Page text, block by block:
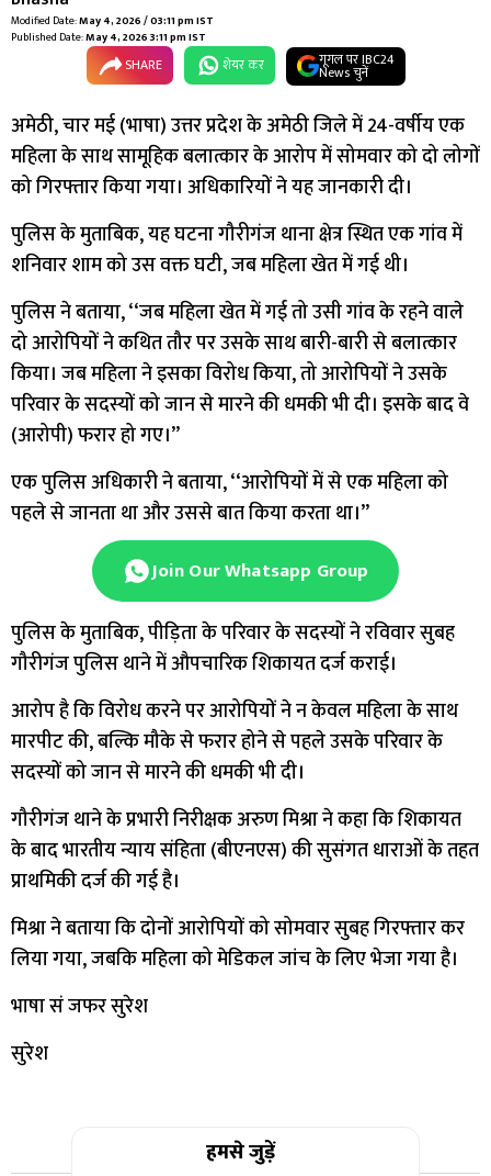
Modified Date:May 4, 2026 / 03:11 pm IST
Published Date:May 4, 2026 3:11 pm IST
SHARE शेयर कर गूगल पर IBC24
News चुनें
अमेठी, चार मई (भाषा) उत्तर प्रदेश के अमेठी जिले में 24-वर्षीय एक
महिला के साथ सामूहिक बलात्कार के आरोप में सोमवार को दो लोगों
को गिरफ्तार किया गया। अधिकारियों ने यह जानकारी दी।
पुलिस के मुताबिक, यह घटना गौरीगंज थाना क्षेत्र स्थित एक गांव में
शनिवार शाम को उस वक्त घटी, जब महिला खेत में गई थी।
पुलिस ने बताया, ‘‘जब महिला खेत में गई तो उसी गांव के रहने वाले
दो आरोपियों ने कथित तौर पर उसके साथ बारी-बारी से बलात्कार
किया। जब महिला ने इसका विरोध किया, तो आरोपियों ने उसके
परिवार के सदस्यों को जान से मारने की धमकी भी दी। इसके बाद वे
(आरोपी) फरार हो गए।’’
एक पुलिस अधिकारी ने बताया, ‘‘आरोपियों में से एक महिला को
पहले से जानता था और उससे बात किया करता था।’’
Join Our Whatsapp Group
पुलिस के मुताबिक, पीड़िता के परिवार के सदस्यों ने रविवार सुबह
गौरीगंज पुलिस थाने में औपचारिक शिकायत दर्ज कराई।
आरोप है कि विरोध करने पर आरोपियों ने न केवल महिला के साथ
मारपीट की, बल्कि मौके से फरार होने से पहले उसके परिवार के
सदस्यों को जान से मारने की धमकी भी दी।
गौरीगंज थाने के प्रभारी निरीक्षक अरुण मिश्रा ने कहा कि शिकायत
के बाद भारतीय न्याय संहिता (बीएनएस) की सुसंगत धाराओं के तहत
प्राथमिकी दर्ज की गई है।
मिश्रा ने बताया कि दोनों आरोपियों को सोमवार सुबह गिरफ्तार कर
लिया गया, जबकि महिला को मेडिकल जांच के लिए भेजा गया है।
भाषा सं जफर सुरेश
सुरेश
हमसे जुड़ें